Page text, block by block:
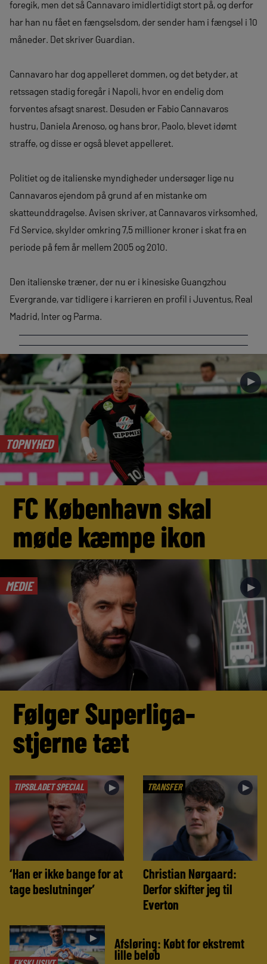
foregik, men det så Cannavaro imidlertidigt stort på, og derfor
har han nu fået en fængselsdom, der sender ham i fængsel i 10
måneder. Det skriver Guardian.
Cannavaro har dog appelleret dommen, og det betyder, at
retssagen stadig foregår i Napoli, hvor en endelig dom
forventes afsagt snarest. Desuden er Fabio Cannavaros
hustru, Daniela Arenoso, og hans bror, Paolo, blevet idømt
straffe, og disse er også blevet appelleret.
Politiet og de italienske myndigheder undersøger lige nu
Cannavaros ejendom på grund af en mistanke om
skatteunddragelse. Avisen skriver, at Cannavaros virksomhed,
Fd Service, skylder omkring 7,5 millioner kroner i skat fra en
periode på fem år mellem 2005 og 2010.
Den italienske træner, der nu er i kinesiske Guangzhou
Evergrande, var tidligere i karrieren en profil i Juventus, Real
Madrid, Inter og Parma.
TOPNYHED
►
FC København skal
møde kæmpe ikon
MEDIE ►
Følger Superliga-
stjerne tæt
TIPSBLADET SPECIAL ►
‘Han er ikke bange for at
tage beslutninger’
TRANSFER ►
Christian Nørgaard:
Derfor skifter jeg til
Everton
► Afsløring: Købt for ekstremt
lille beløb